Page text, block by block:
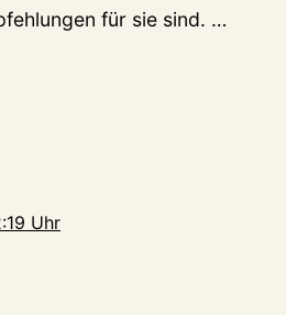
für sie sind. …
Uhr